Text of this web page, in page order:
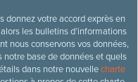
donnez votre accord exprès en
les bulletins d’informations
nous conservons vos données,
base de données et quels
dans notre nouvellecharte